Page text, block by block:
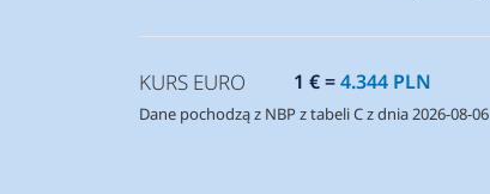
KURS EURO 1 € =4.344 PLN
Dane pochodzą z NBP z tabeli C z dnia 2026-08-06